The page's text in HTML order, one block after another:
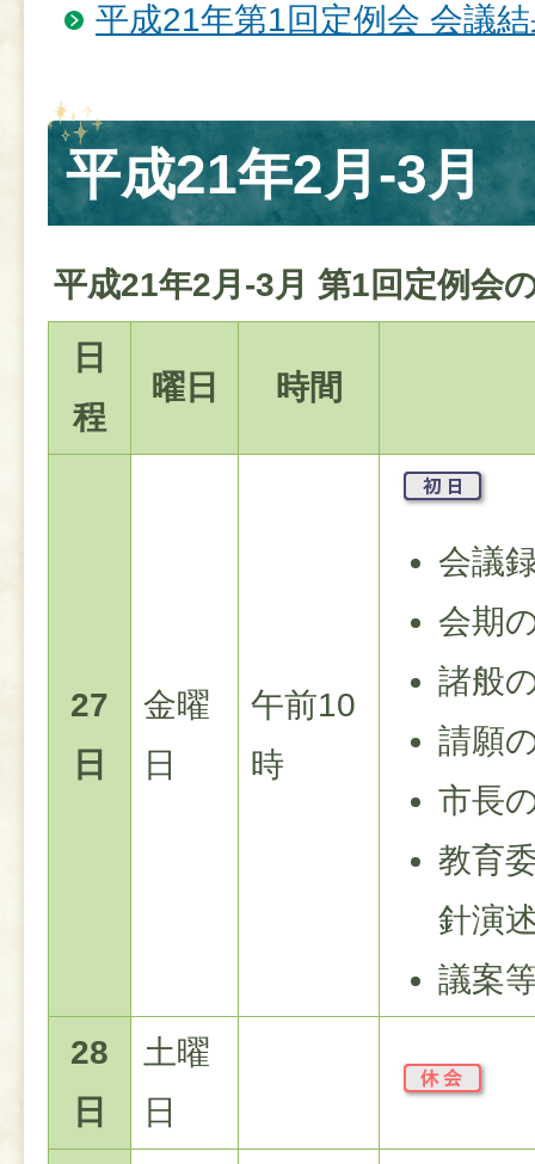
平成21年第1回定例会 会議
平成21年2月-3月
平成21年2月-3月 第1回定例会
日
程
曜日 時間
27
日
金曜
日
午前10
時
会議
会期
諸般
請願
市長
教育
針演
議案
28
日
土曜
日